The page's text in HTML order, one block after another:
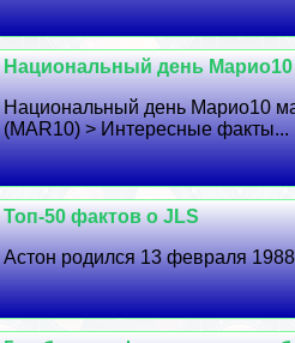
Национальный день Марио10
Национальный день Марио10
(MAR10) > Интересные факты...
Топ-50 фактов о JLS
Астон родился 13 февраля 1988